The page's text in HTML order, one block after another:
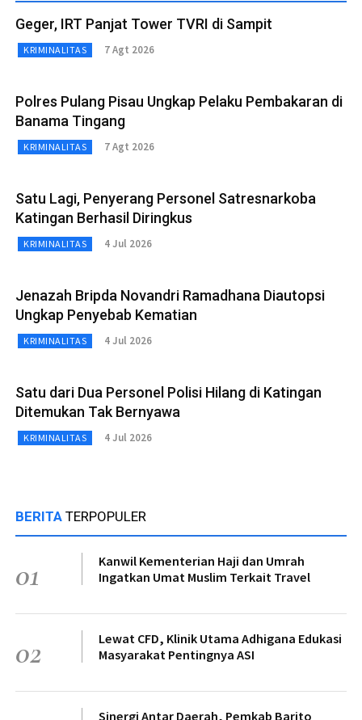
Geger, IRT Panjat Tower TVRI di Sampit
KRIMINALITAS 7 Agt 2026
Polres Pulang Pisau Ungkap Pelaku Pembakaran di
Banama Tingang
KRIMINALITAS 7 Agt 2026
Satu Lagi, Penyerang Personel Satresnarkoba
Katingan Berhasil Diringkus
KRIMINALITAS 4 Jul 2026
Jenazah Bripda Novandri Ramadhana Diautopsi
Ungkap Penyebab Kematian
KRIMINALITAS 4 Jul 2026
Satu dari Dua Personel Polisi Hilang di Katingan
Ditemukan Tak Bernyawa
KRIMINALITAS 4 Jul 2026
BERITA TERPOPULER
01
Kanwil Kementerian Haji dan Umrah
Ingatkan Umat Muslim Terkait Travel
02
Lewat CFD, Klinik Utama Adhigana Edukasi
Masyarakat Pentingnya ASI
Sinergi Antar Daerah, Pemkab Barito